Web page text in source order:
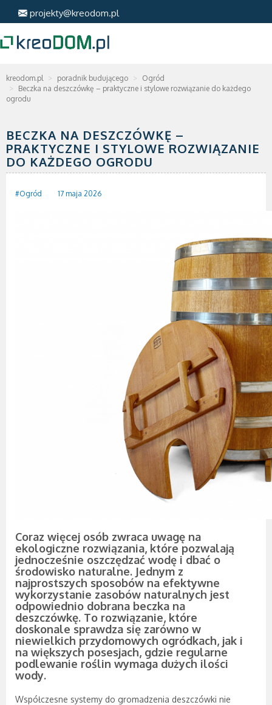
projekty@kreodom.pl
kreodom.pl poradnik budującego
Ogród
Beczka na deszczówkę – praktyczne i stylowe rozwiązanie do każdego
ogrodu
BECZKA NA DESZCZÓWKĘ –
PRAKTYCZNE I STYLOWE ROZWIĄZANIE
DO KAŻDEGO OGRODU
#Ogród 17 maja 2026
Coraz więcej osób zwraca uwagę na
ekologiczne rozwiązania, które pozwalają
jednocześnie oszczędzać wodę i dbać o
środowisko naturalne. Jednym z
najprostszych sposobów na efektywne
wykorzystanie zasobów naturalnych jest
odpowiednio dobrana beczka na
deszczówkę. To rozwiązanie, które
doskonale sprawdza się zarówno w
niewielkich przydomowych ogródkach, jak i
na większych posesjach, gdzie regularne
podlewanie roślin wymaga dużych ilości
wody.
Współczesne systemy do gromadzenia deszczówki nie